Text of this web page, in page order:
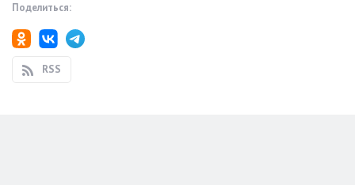
Поделиться:
RSS